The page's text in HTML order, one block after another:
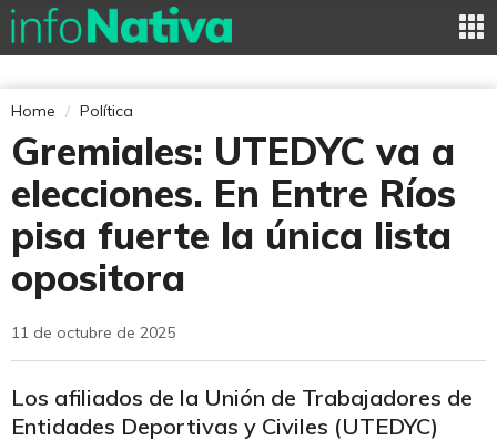
Home Política
Gremiales: UTEDYC va a
elecciones. En Entre Ríos
pisa fuerte la única lista
opositora
11 de octubre de 2025
Los afiliados de la Unión de Trabajadores de
Entidades Deportivas y Civiles (UTEDYC)